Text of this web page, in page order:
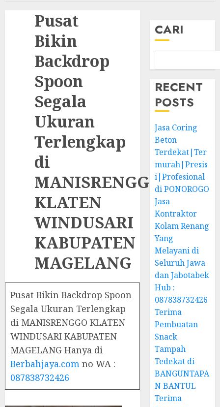
Pusat
Bikin
Backdrop
Spoon
Segala
Ukuran
Terlengkap
di
MANISRENGGO
KLATEN
WINDUSARI
KABUPATEN
MAGELANG
Pusat Bikin Backdrop Spoon
Segala Ukuran Terlengkap
di MANISRENGGO KLATEN
WINDUSARI KABUPATEN
MAGELANG Hanya di
Berbahjaya.com no WA :
087838732426
CARI
RECENT
POSTS
Jasa Coring
Beton
Terdekat|Ter
murah|Presis
i|Profesional
di PONOROGO
Jasa
Kontraktor
Kolam Renang
Yang
Melayani di
Seluruh Jawa
dan Jabotabek
Hub :
087838732426
Terima
Pembuatan
Snack
Tampah
Tedekat di
BANGUNTAPA
N BANTUL
Terima